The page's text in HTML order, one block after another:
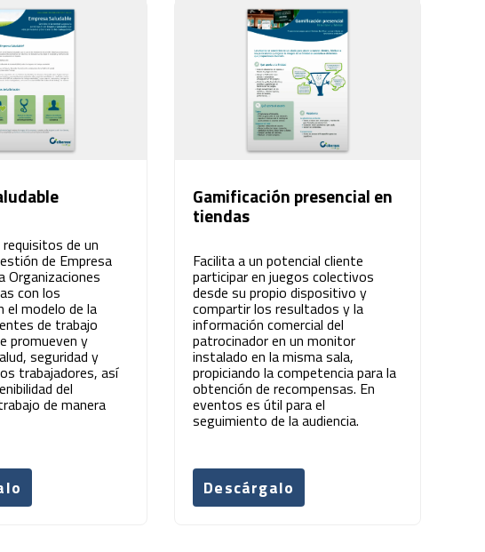
de un
de Empresa
Organizaciones
con los
el modelo de la
de trabajo
promueven y
seguridad y
trabajadores, así
del
de manera
Gamificación presencial en
tiendas
Facilita a un potencial cliente
participar en juegos colectivos
desde su propio dispositivo y
compartir los resultados y la
información comercial del
patrocinador en un monitor
instalado en la misma sala,
propiciando la competencia para la
obtención de recompensas. En
eventos es útil para el
seguimiento de la audiencia.
Descárgalo